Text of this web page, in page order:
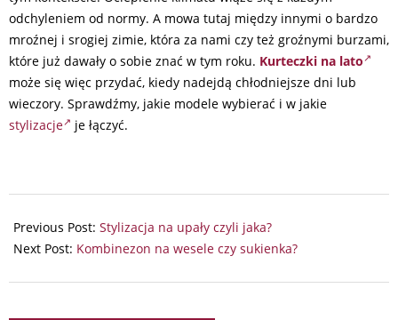
odchyleniem od normy. A mowa tutaj między innymi o bardzo
mroźnej i srogiej zimie, która za nami czy też groźnymi burzami,
które już dawały o sobie znać w tym roku. Kurteczki na lato
może się więc przydać, kiedy nadejdą chłodniejsze dni lub
wieczory. Sprawdźmy, jakie modele wybierać i w jakie
stylizacje
je łączyć.
05-
09
Previous Post: Stylizacja na upały czyli jaka?
Next Post: Kombinezon na wesele czy sukienka?